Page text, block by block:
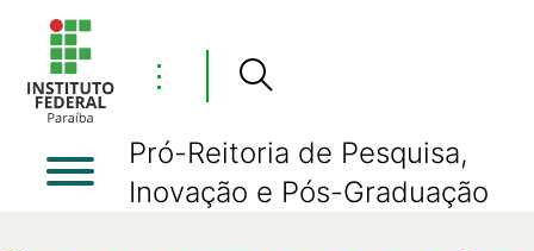
⋮
Pró-Reitoria de Pesquisa,
Inovação e Pós-Graduação